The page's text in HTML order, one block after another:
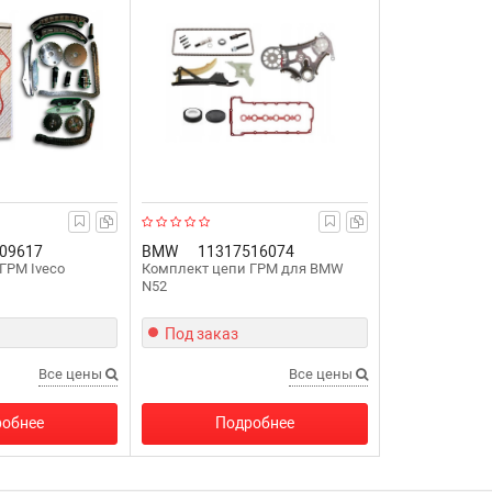
Iveco
Все цены
BMW 11317516074
Комплект цепи ГРМ для BMW
N52
Под заказ
Все цены
Подробнее